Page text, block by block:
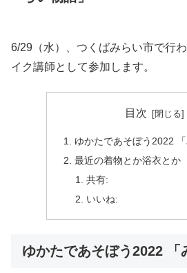
6/29（水）、つくばみらい市で行
イク講師として参加します。
目次
ゆかたであそぼう2022 「
最近の着物とか浴衣とか
共有:
いいね:
ゆかたであそぼう2022 「